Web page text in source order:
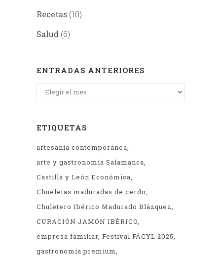
Recetas (10)
Salud (6)
ENTRADAS ANTERIORES
Entradas
anteriores
ETIQUETAS
artesanía contemporánea
arte y gastronomía Salamanca
Castilla y León Económica
Chueletas maduradas de cerdo
Chuletero Ibérico Madurado Blázquez
CURACIÓN JAMÓN IBÉRICO
empresa familiar Festival FÀCYL 2025
gastronomía premium